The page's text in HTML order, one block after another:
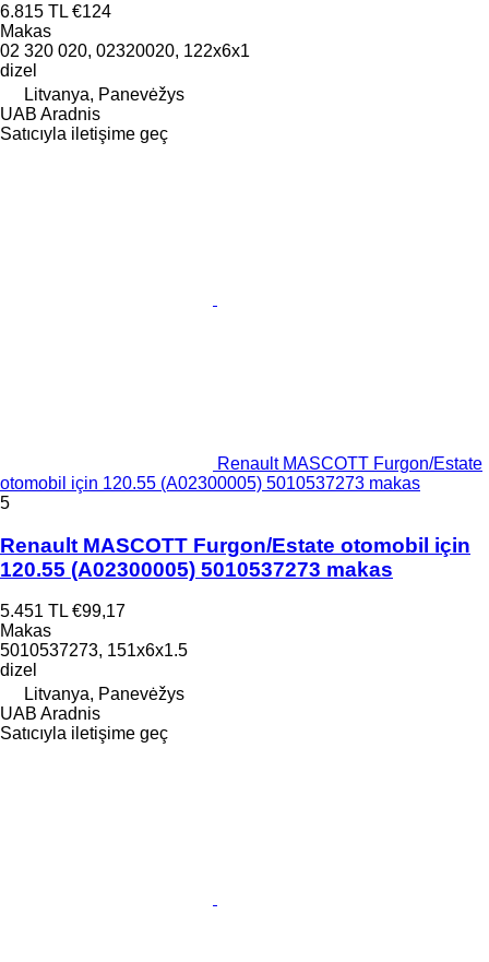
6.815 TL €124
Makas
02 320 020, 02320020, 122x6x1
dizel
Litvanya, Panevėžys
UAB Aradnis
Satıcıyla iletişime geç
Renault MASCOTT Furgon/Estate
otomobil için 120.55 (A02300005) 5010537273 makas
5
Renault MASCOTT Furgon/Estate otomobil için
120.55 (A02300005) 5010537273 makas
5.451 TL €99,17
Makas
5010537273, 151x6x1.5
dizel
Litvanya, Panevėžys
UAB Aradnis
Satıcıyla iletişime geç